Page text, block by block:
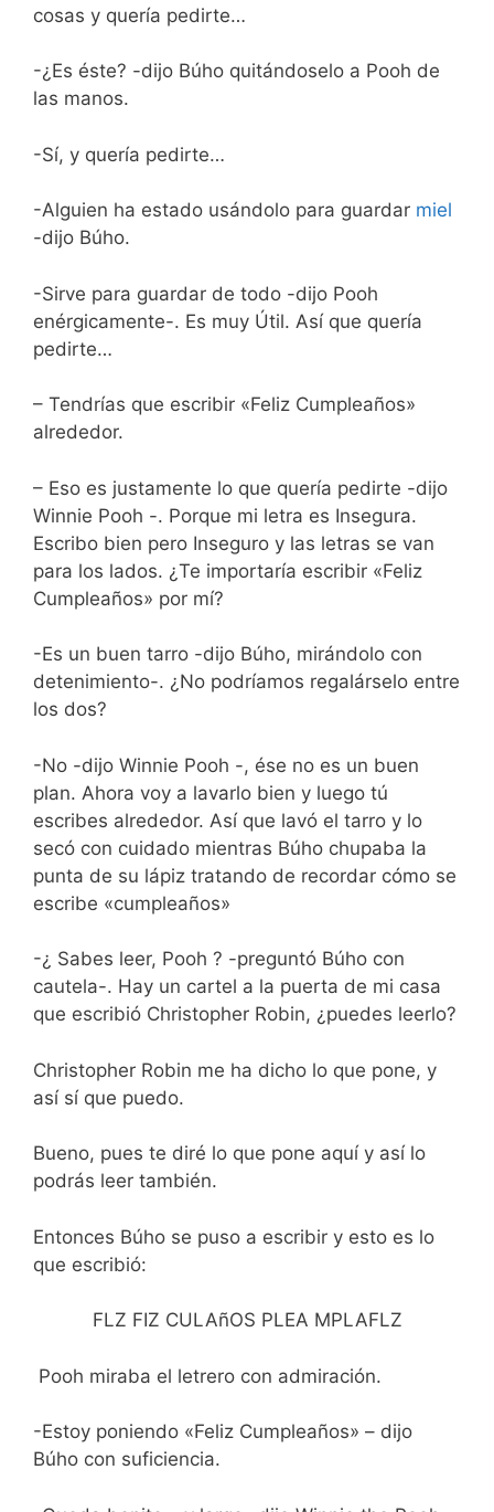
cosas y quería pedirte…
-¿Es éste? -dijo Búho quitándoselo a Pooh de
las manos.
-Sí, y quería pedirte…
-Alguien ha estado usándolo para guardar miel
-dijo Búho.
-Sirve para guardar de todo -dijo Pooh
enérgicamente-. Es muy Útil. Así que quería
pedirte…
– Tendrías que escribir «Feliz Cumpleaños»
alrededor.
– Eso es justamente lo que quería pedirte -dijo
Winnie Pooh -. Porque mi letra es Insegura.
Escribo bien pero Inseguro y las letras se van
para los lados. ¿Te importaría escribir «Feliz
Cumpleaños» por mí?
-Es un buen tarro -dijo Búho, mirándolo con
detenimiento-. ¿No podríamos regalárselo entre
los dos?
-No -dijo Winnie Pooh -, ése no es un buen
plan. Ahora voy a lavarlo bien y luego tú
escribes alrededor. Así que lavó el tarro y lo
secó con cuidado mientras Búho chupaba la
punta de su lápiz tratando de recordar cómo se
escribe «cumpleaños»
-¿ Sabes leer, Pooh ? -preguntó Búho con
cautela-. Hay un cartel a la puerta de mi casa
que escribió Christopher Robin, ¿puedes leerlo?
Christopher Robin me ha dicho lo que pone, y
así sí que puedo.
Bueno, pues te diré lo que pone aquí y así lo
podrás leer también.
Entonces Búho se puso a escribir y esto es lo
que escribió:
FLZ FIZ CULAñOS PLEA MPLAFLZ
Pooh miraba el letrero con admiración.
-Estoy poniendo «Feliz Cumpleaños» – dijo
Búho con suficiencia.